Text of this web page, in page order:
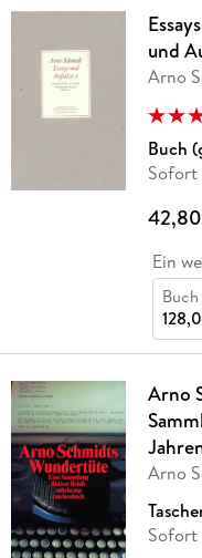
und
Arno
Buch
Sofort
Ein
Arno
Arno
Sofort